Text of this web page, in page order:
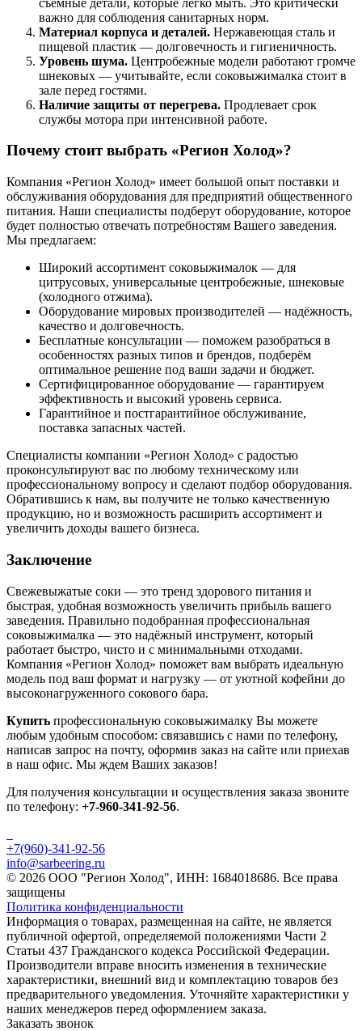
важно для соблюдения санитарных норм.
Материал корпуса и деталей. Нержавеющая сталь и
пищевой пластик — долговечность и гигиеничность.
Уровень шума. Центробежные модели работают громче
шнековых — учитывайте, если соковыжималка стоит в
зале перед гостями.
Наличие защиты от перегрева. Продлевает срок
службы мотора при интенсивной работе.
Почему стоит выбрать «Регион Холод»?
Компания «Регион Холод» имеет большой опыт поставки и
обслуживания оборудования для предприятий общественного
питания. Наши специалисты подберут оборудование, которое
будет полностью отвечать потребностям Вашего заведения.
Мы предлагаем:
Широкий ассортимент соковыжималок — для
цитрусовых, универсальные центробежные, шнековые
(холодного отжима).
Оборудование мировых производителей — надёжность,
качество и долговечность.
Бесплатные консультации — поможем разобраться в
особенностях разных типов и брендов, подберём
оптимальное решение под ваши задачи и бюджет.
Сертифицированное оборудование — гарантируем
эффективность и высокий уровень сервиса.
Гарантийное и постгарантийное обслуживание,
поставка запасных частей.
Специалисты компании «Регион Холод» с радостью
проконсультируют вас по любому техническому или
профессиональному вопросу и сделают подбор оборудования.
Обратившись к нам, вы получите не только качественную
продукцию, но и возможность расширить ассортимент и
увеличить доходы вашего бизнеса.
Заключение
Свежевыжатые соки — это тренд здорового питания и
быстрая, удобная возможность увеличить прибыль вашего
заведения. Правильно подобранная профессиональная
соковыжималка — это надёжный инструмент, который
работает быстро, чисто и с минимальными отходами.
Компания «Регион Холод» поможет вам выбрать идеальную
модель под ваш формат и нагрузку — от уютной кофейни до
высоконагруженного сокового бара.
Купить профессиональную соковыжималку Вы можете
любым удобным способом: связавшись с нами по телефону,
написав запрос на почту, оформив заказ на сайте или приехав
в наш офис. Мы ждем Ваших заказов!
Для получения консультации и осуществления заказа звоните
по телефону: +7-960-341-92-56.
+7(960)-341-92-56
info@sarbeering.ru
© 2026 ООО "Регион Холод", ИНН: 1684018686. Все права
защищены
Политика конфиденциальности
Информация о товарах, размещенная на сайте, не является
публичной офертой, определяемой положениями Части 2
Статьи 437 Гражданского кодекса Российской Федерации.
Производители вправе вносить изменения в технические
характеристики, внешний вид и комплектацию товаров без
предварительного уведомления. Уточняйте характеристики у
наших менеджеров перед оформлением заказа.
Заказать звонок